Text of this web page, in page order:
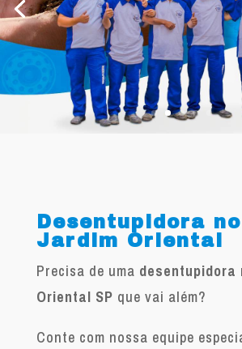
Desentupidora no
Jardim Oriental
Precisa de uma desentupidora
Oriental SP que vai além?
Conte com nossa equipe